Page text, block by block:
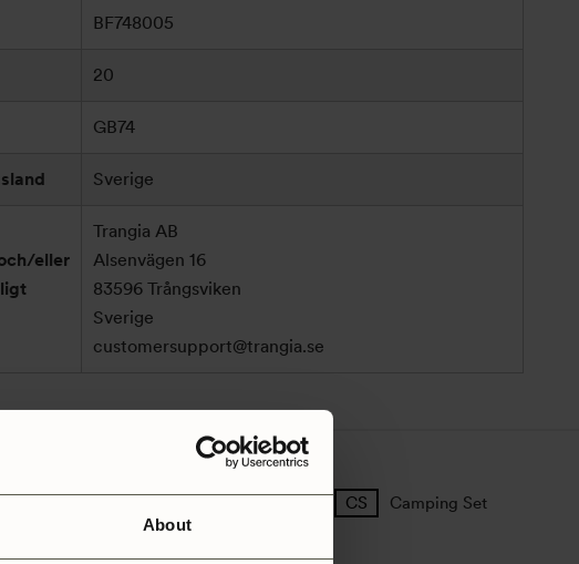
About
BF748005
20
GB74
Sverige
eller
Trangia AB
Alsenvägen 16
83596 Trångsviken
Sverige
customersupport@trangia.se
Camping Set